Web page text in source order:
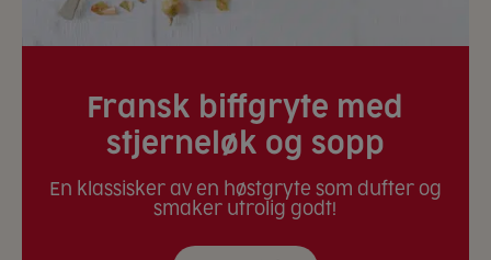
Fransk biffgryte med
stjerneløk og sopp
En klassisker av en høstgryte som dufter og
smaker utrolig godt!